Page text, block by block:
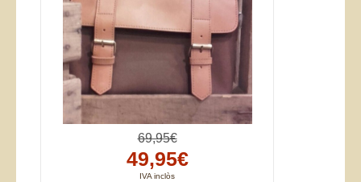
69,95€
49,95€
IVA inclòs